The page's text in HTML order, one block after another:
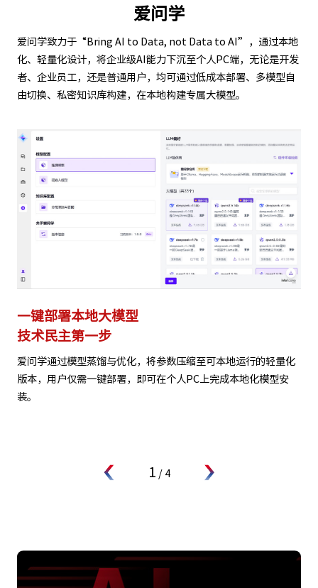
爱问学
爱问学致力于“Bring AI to Data, not Data to AI”，通过本地
化、轻量化设计，将企业级AI能力下沉至个人PC端，无论是开发
者、企业员工，还是普通用户，均可通过低成本部署、多模型自
由切换、私密知识库构建，在本地构建专属大模型。
一键部署本地大模型
技术民主第一步
爱问学通过模型蒸馏与优化，将参数压缩至可本地运行的轻量化
版本，用户仅需一键部署，即可在个人PC上完成本地化模型安
装。
1 / 4